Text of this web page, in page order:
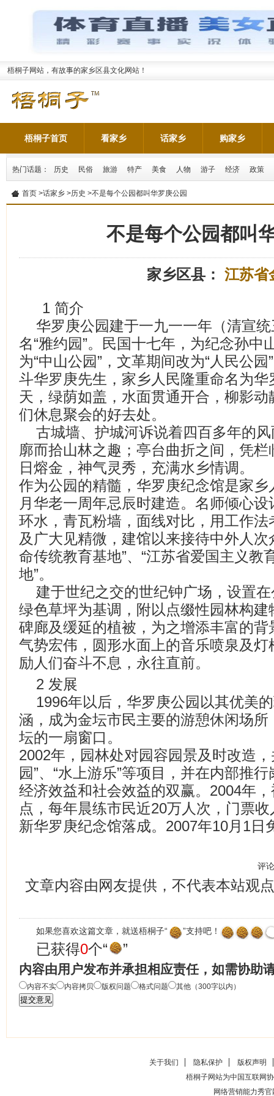
梧桐子网站，有故事的家乡区县文化网站！
梧桐子首页 看家乡 话家乡 购家乡
热门话题： 历史 民俗 旅游 特产 美食 人物 游子 经济 政策
首页 >话家乡 >历史 >不是每个公园都叫华罗庚公园
不是每个公园都叫
家乡区县： 江苏省
1 简介
华罗庚公园建于一九一一年（清宣统
名“雅约园”。民国十七年，为纪念孙中
为“中山公园”，文革期间改为“人民公
斗华罗庚先生，家乡人民隆重命名为
天，绿荫如盖，水面贯通开合，柳影
们休息聚会的好去处。
古城墙、护城河诉说着四百多年的
廓而拾山林之趣；亭台曲折之间，凭
日熔金，神气灵秀，充满水乡情调。
作为公园的精髓，华罗庚纪念馆是家
月华老一周年忌辰时建造。名师倾心
环水，青瓦粉墙，面线对比，用工作
及广大见精微，建馆以来接待中外人次
命传统教育基地”、“江苏省爱国主义教
地”。
建于世纪之交的世纪钟广场，设置
绿色草坪为基调，附以点缀性园林构
碑廊及缓延的植被，为之增添丰富的
气势宏伟，圆形水面上的音乐喷泉及
励人们奋斗不息，永往直前。
2 发展
1996年以后，华罗庚公园以其优美
涵，成为金坛市民主要的游憩休闲场
坛的一扇窗口。
2002年，园林处对园容园景及时改造，
园”、“水上游乐”等项目，并在内部推
经济效益和社会效益的双赢。2004年
点，每年晨练市民近20万人次，门票
新华罗庚纪念馆落成。2007年10月1日
评
文章内容由网友提供，不代表本站观点
如果您喜欢这篇文章，就送梧桐子“ ”支持吧！
已获得0个“ ”
内容由用户发布并承担相应责任，如需协助
内容不实 内容拷贝 版权问题 格式问题 其他（300字以内）
关于我们 隐私保护
版权声明
梧桐子网站为中国互联网
网络营销能力秀官